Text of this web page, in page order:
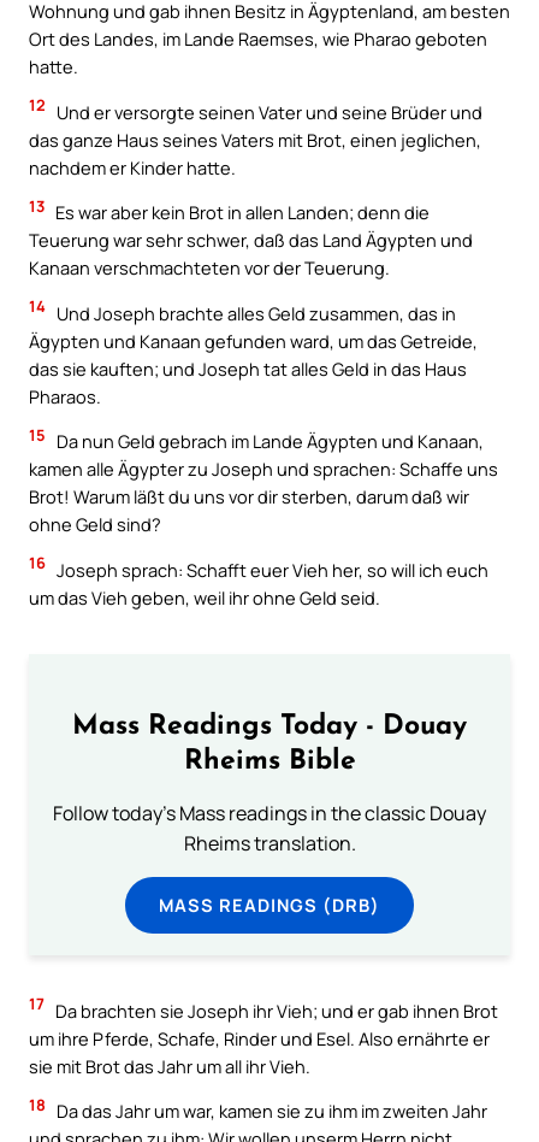
Wohnung und gab ihnen Besitz in Ägyptenland, am besten
Ort des Landes, im Lande Raemses, wie Pharao geboten
hatte.
12
Und er versorgte seinen Vater und seine Brüder und
das ganze Haus seines Vaters mit Brot, einen jeglichen,
nachdem er Kinder hatte.
13 Es war aber kein Brot in allen Landen; denn die
Teuerung war sehr schwer, daß das Land Ägypten und
Kanaan verschmachteten vor der Teuerung.
14 Und Joseph brachte alles Geld zusammen, das in
Ägypten und Kanaan gefunden ward, um das Getreide,
das sie kauften; und Joseph tat alles Geld in das Haus
Pharaos.
15
Da nun Geld gebrach im Lande Ägypten und Kanaan,
kamen alle Ägypter zu Joseph und sprachen: Schaffe uns
Brot! Warum läßt du uns vor dir sterben, darum daß wir
ohne Geld sind?
16 Joseph sprach: Schafft euer Vieh her, so will ich euch
um das Vieh geben, weil ihr ohne Geld seid.
Mass Readings Today - Douay
Rheims Bible
Follow today's Mass readings in the classic Douay
Rheims translation.
MASS READINGS (DRB)
17 Da brachten sie Joseph ihr Vieh; und er gab ihnen Brot
um ihre Pferde, Schafe, Rinder und Esel. Also ernährte er
sie mit Brot das Jahr um all ihr Vieh.
18
Da das Jahr um war, kamen sie zu ihm im zweiten Jahr